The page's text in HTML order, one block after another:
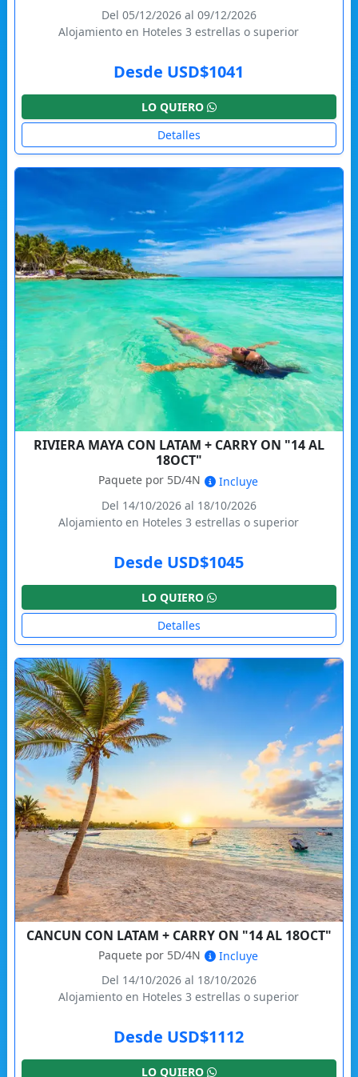
Del 05/12/2026 al 09/12/2026
Alojamiento en Hoteles 3 estrellas o superior
Desde USD$1041
LO QUIERO
Detalles
RIVIERA MAYA CON LATAM + CARRY ON "14 AL
18OCT"
Paquete por 5D/4N
Incluye
Del 14/10/2026 al 18/10/2026
Alojamiento en Hoteles 3 estrellas o superior
Desde USD$1045
LO QUIERO
Detalles
CANCUN CON LATAM + CARRY ON "14 AL 18OCT"
Paquete por 5D/4N
Incluye
Del 14/10/2026 al 18/10/2026
Alojamiento en Hoteles 3 estrellas o superior
Desde USD$1112
LO QUIERO